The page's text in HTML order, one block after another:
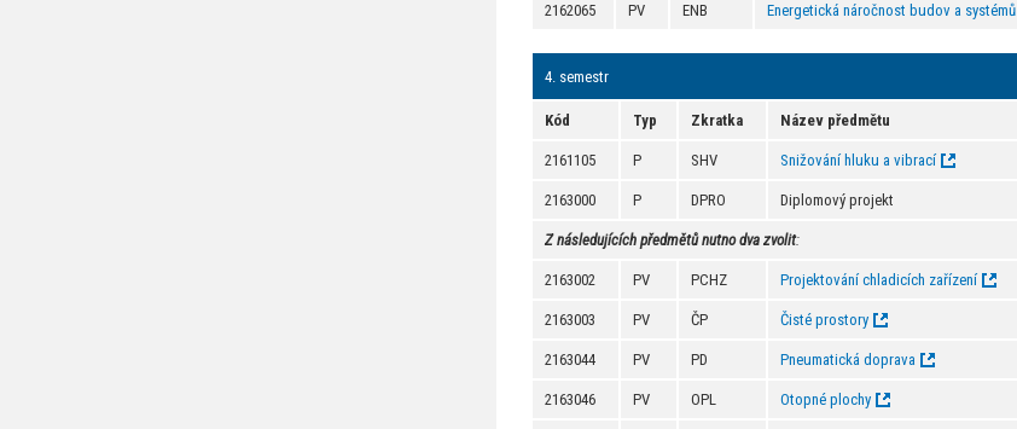
2162065 PV ENB Energetická náročnost budov a systémů
4. semestr
Kód Typ Zkratka Název předmětu
2161105 P SHV Snižování hluku a vibrací
2163000 P DPRO Diplomový projekt
Z následujících předmětů nutno dva zvolit:
2163002 PV PCHZ Projektování chladicích zařízení
2163003 PV ČP Čisté prostory
2163044 PV PD Pneumatická doprava
2163046 PV OPL Otopné plochy